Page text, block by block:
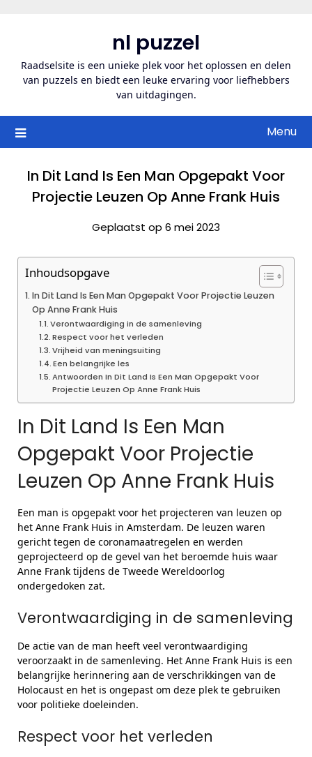
inhoud
nl puzzel
Raadselsite is een unieke plek voor het oplossen en delen
van puzzels en biedt een leuke ervaring voor liefhebbers
van uitdagingen.
Menu
In Dit Land Is Een Man Opgepakt Voor
Projectie Leuzen Op Anne Frank Huis
Geplaatst op 6 mei 2023
Inhoudsopgave
In Dit Land Is Een Man Opgepakt Voor Projectie Leuzen
Op Anne Frank Huis
Verontwaardiging in de samenleving
Respect voor het verleden
Vrijheid van meningsuiting
Een belangrijke les
Antwoorden In Dit Land Is Een Man Opgepakt Voor
Projectie Leuzen Op Anne Frank Huis
In Dit Land Is Een Man
Opgepakt Voor Projectie
Leuzen Op Anne Frank Huis
Een man is opgepakt voor het projecteren van leuzen op
het Anne Frank Huis in Amsterdam. De leuzen waren
gericht tegen de coronamaatregelen en werden
geprojecteerd op de gevel van het beroemde huis waar
Anne Frank tijdens de Tweede Wereldoorlog
ondergedoken zat.
Verontwaardiging in de samenleving
De actie van de man heeft veel verontwaardiging
veroorzaakt in de samenleving. Het Anne Frank Huis is een
belangrijke herinnering aan de verschrikkingen van de
Holocaust en het is ongepast om deze plek te gebruiken
voor politieke doeleinden.
Respect voor het verleden